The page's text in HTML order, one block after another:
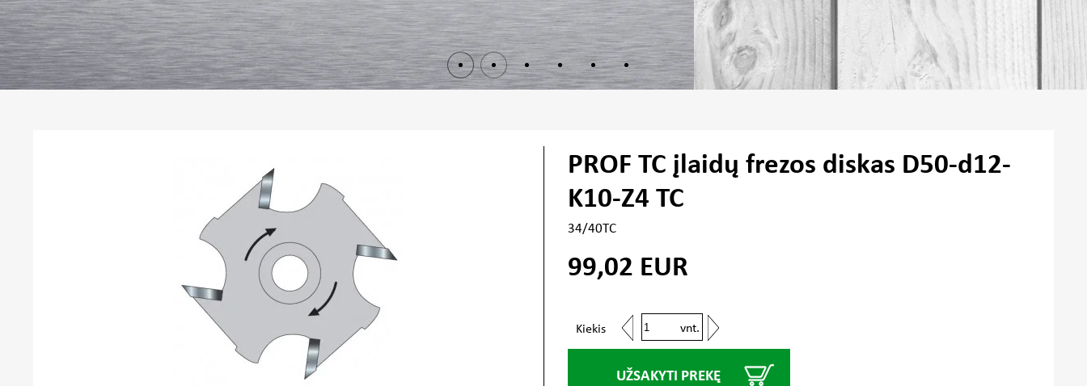
PROF TC įlaidų frezos diskas D50-d12-
K10-Z4 TC
34/40TC
99,02 EUR
Kiekis vnt.
UŽSAKYTI PREKĘ